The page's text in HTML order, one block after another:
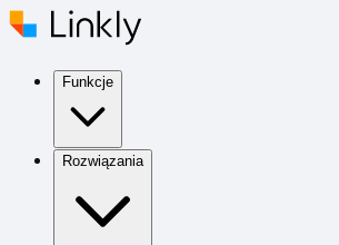
Funkcje
Rozwiązania